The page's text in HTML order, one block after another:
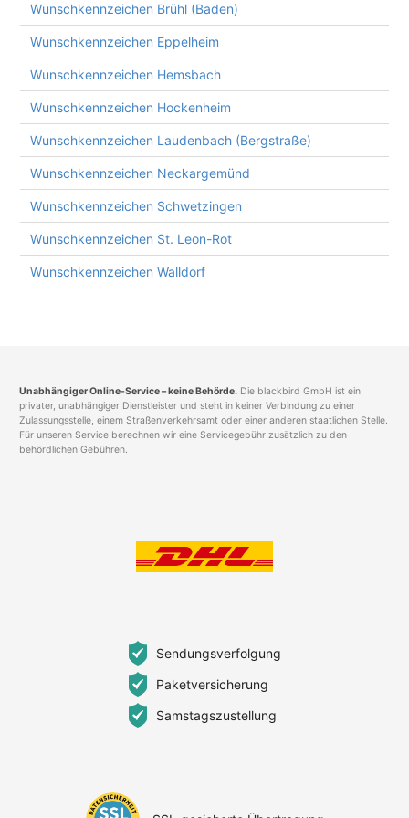
Wunschkennzeichen Brühl (Baden)
Wunschkennzeichen Eppelheim
Wunschkennzeichen Hemsbach
Wunschkennzeichen Hockenheim
Wunschkennzeichen Laudenbach (Bergstraße)
Wunschkennzeichen Neckargemünd
Wunschkennzeichen Schwetzingen
Wunschkennzeichen St. Leon-Rot
Wunschkennzeichen Walldorf
Unabhängiger Online-Service – keine Behörde. Die blackbird GmbH ist ein
privater, unabhängiger Dienstleister und steht in keiner Verbindung zu einer
Zulassungsstelle, einem Straßenverkehrsamt oder einer anderen staatlichen Stelle.
Für unseren Service berechnen wir eine Servicegebühr zusätzlich zu den
behördlichen Gebühren.
Sendungsverfolgung
Paketversicherung
Samstagszustellung